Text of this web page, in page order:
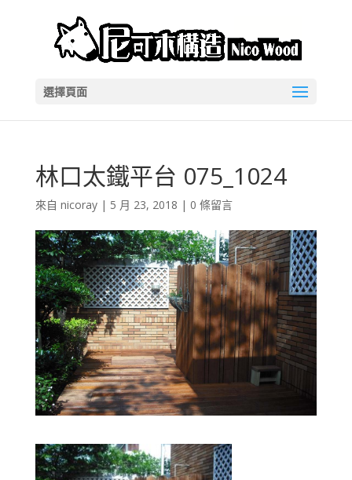
選擇頁面
林口太鐵平台 075_1024
來自 nicoray| 5 月 23, 2018 | 0 條留言